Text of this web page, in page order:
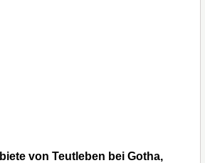
von Teutleben bei Gotha,